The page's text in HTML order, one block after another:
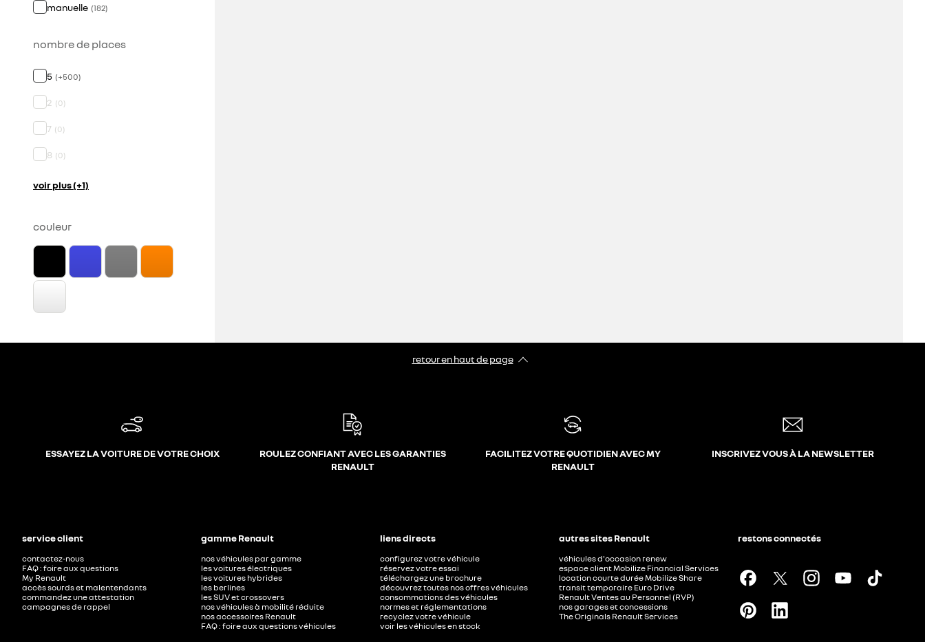
manuelle (182)
nombre de places
5 (+500)
2 (0)
7 (0)
8 (0)
voir plus (+1)
couleur
retour en haut de page​
ESSAYEZ LA VOITURE DE VOTRE CHOIX
ROULEZ CONFIANT AVEC LES GARANTIES
RENAULT
FACILITEZ VOTRE QUOTIDIEN AVEC MY
RENAULT
INSCRIVEZ VOUS À LA NEWSLETTER
service client
contactez-nous
FAQ : foire aux questions
My Renault
accès sourds et malentendants
commandez une attestation
campagnes de rappel
gamme Renault
nos véhicules par gamme
les voitures électriques
les voitures hybrides
les berlines
les SUV et crossovers
nos véhicules à mobilité réduite
nos accessoires Renault​
FAQ : foire aux questions véhicules
liens directs
configurez votre véhicule
réservez votre essai
téléchargez une brochure
découvrez toutes nos offres véhicules
consommations des véhicules
normes et réglementations
recyclez votre véhicule
voir les véhicules en stock
autres sites Renault
véhicules d'occasion renew
espace client Mobilize Financial Services
location courte durée Mobilize Share
transit temporaire Euro Drive
Renault Ventes au Personnel (RVP)
nos garages et concessions
The Originals Renault Services
restons connectés